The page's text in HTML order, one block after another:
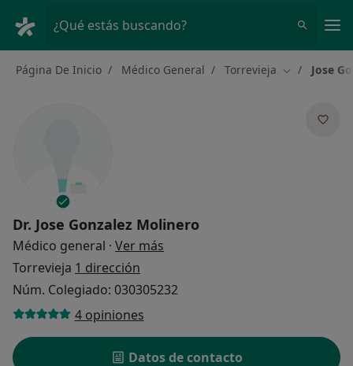
¿Qué estás buscando?
Página De Inicio Médico General Torrevieja Cambiar de
Jose
Dr. Jose Gonzalez Molinero
Médico general · Ver más
Torrevieja 1 dirección
Núm. Colegiado: 030305232
4 opiniones
Datos de contacto